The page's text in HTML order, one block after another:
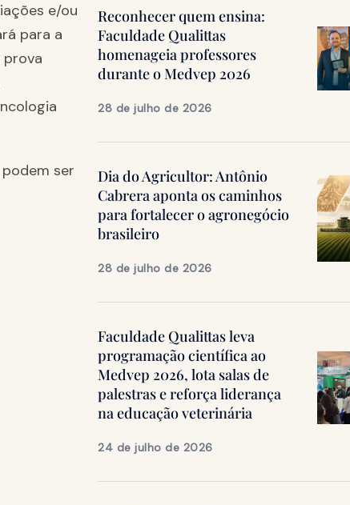
e/ou
para a
ser
Reconhecer quem ensina:
Faculdade Qualittas
homenageia professores
durante o Medvep 2026
28 de julho de 2026
Dia do Agricultor: Antônio
Cabrera aponta os caminhos
para fortalecer o agronegócio
brasileiro
28 de julho de 2026
Faculdade Qualittas leva
programação científica ao
Medvep 2026, lota salas de
palestras e reforça liderança
na educação veterinária
24 de julho de 2026